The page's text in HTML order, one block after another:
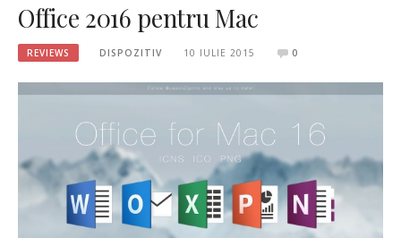
Office 2016 pentru Mac
REVIEWS DISPOZITIV 10 IULIE 2015 0